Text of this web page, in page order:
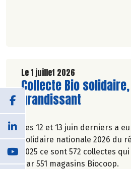
clients. Il contient un
Le 1 juillet 2026
Lire la suite de
Collecte Bio
grandissant
Les 12 et 13 juin derniers a
Solidaire nationale 2026 du
2025 ce sont 572 collectes
par 551 magasins Biocoop.